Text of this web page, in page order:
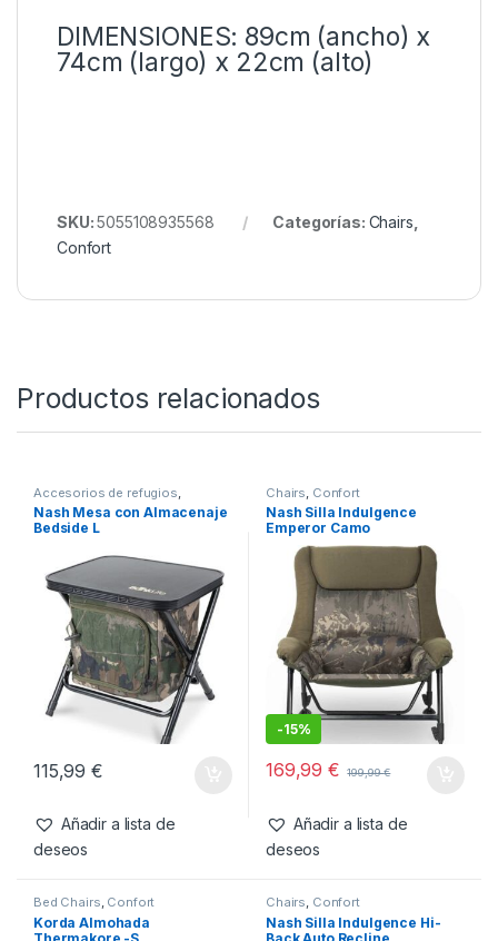
DIMENSIONES: 89cm (ancho) x
74cm (largo) x 22cm (alto)
SKU:5055108935568 Categorías: Chairs
Confort
Productos relacionados
Accesorios de refugios
Confort,
Nash Mesa con Almacenaje
Bedside L
115,99€
Añadir a lista de
deseos
Chairs Confort
Nash Silla Indulgence
Emperor Camo
-15%
169,99€ 199,99€
Añadir a lista de
deseos
Bed Chairs, Confort
Korda Almohada
Chairs, Confort
Nash Silla Indulgence Hi-